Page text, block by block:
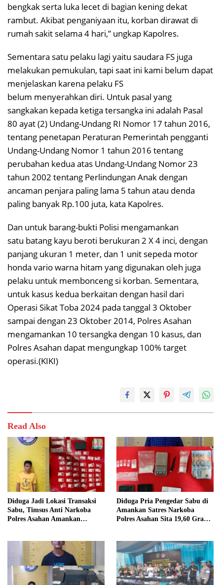
bengkak serta luka lecet di bagian kening dekat
rambut. Akibat penganiyaan itu, korban dirawat di
rumah sakit selama 4 hari,” ungkap Kapolres.
Sementara satu pelaku lagi yaitu saudara FS juga
melakukan pemukulan, tapi saat ini kami belum dapat
menjelaskan karena pelaku FS
belum menyerahkan diri. Untuk pasal yang
sangkakan kepada ketiga tersangka ini adalah Pasal
80 ayat (2) Undang-Undang RI Nomor 17 tahun 2016,
tentang penetapan Peraturan Pemerintah pengganti
Undang-Undang Nomor 1 tahun 2016 tentang
perubahan kedua atas Undang-Undang Nomor 23
tahun 2002 tentang Perlindungan Anak dengan
ancaman penjara paling lama 5 tahun atau denda
paling banyak Rp.100 juta, kata Kapolres.
Dan untuk barang-bukti Polisi mengamankan
satu batang kayu beroti berukuran 2 X 4 inci, dengan
panjang ukuran 1 meter, dan 1 unit sepeda motor
honda vario warna hitam yang digunakan oleh juga
pelaku untuk membonceng si korban. Sementara,
untuk kasus kedua berkaitan dengan hasil dari
Operasi Sikat Toba 2024 pada tanggal 3 Oktober
sampai dengan 23 Oktober 2014, Polres Asahan
mengamankan 10 tersangka dengan 10 kasus, dan
Polres Asahan dapat mengungkap 100% target
operasi.(KIKI)
Read Also
Diduga Jadi Lokasi Transaksi
Sabu, Timsus Anti Narkoba
Polres Asahan Amankan
Diduga Pria Pengedar Sabu di
Amankan Satres Narkoba
Polres Asahan Sita 19,60 Gram